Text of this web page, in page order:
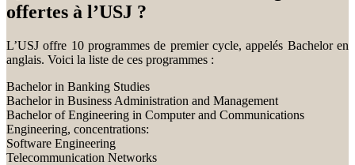
offertes à l’USJ ?
L’USJ offre 10 programmes de premier cycle, appelés Bachelor en
anglais. Voici la liste de ces programmes :
Bachelor in Banking Studies
Bachelor in Business Administration and Management
Bachelor of Engineering in Computer and Communications
Engineering, concentrations:
Software Engineering
Telecommunication Networks